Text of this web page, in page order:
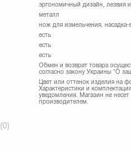
эргономичный дизайн, лезвия
металл
нож для измельчения, насадка-
есть
есть
есть
Обмен и возврат товара
согласно закону Украины "О
Цвет или оттенок изделия на
Характеристики и
уведомления. Магазин не
производителем.
(0)